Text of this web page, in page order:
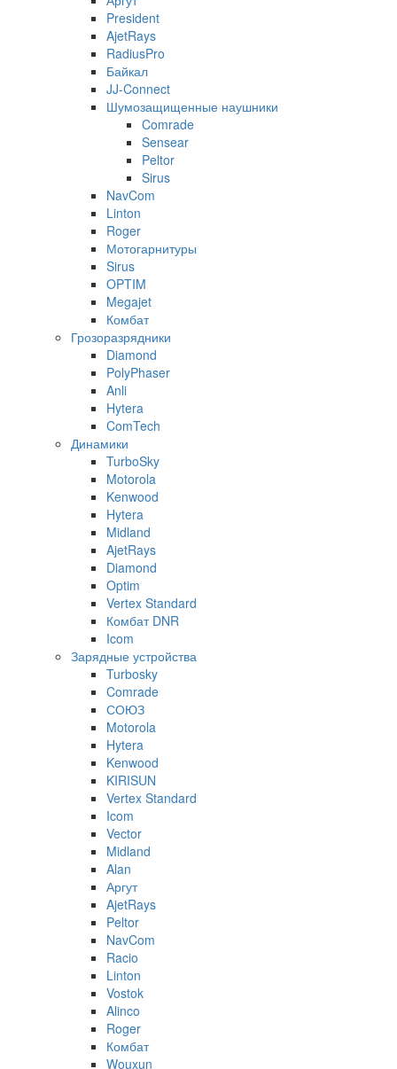
President
AjetRays
RadiusPro
Байкал
JJ-Connect
Шумозащищенные наушники
Comrade
Sensear
Peltor
Sirus
NavCom
Linton
Roger
Мотогарнитуры
Sirus
OPTIM
Megajet
Комбат
Грозоразрядники
Diamond
PolyPhaser
Anli
Hytera
ComTech
Динамики
TurboSky
Motorola
Kenwood
Hytera
Midland
AjetRays
Diamond
Optim
Vertex Standard
Комбат DNR
Icom
Зарядные устройства
Turbosky
Comrade
СОЮЗ
Motorola
Hytera
Kenwood
KIRISUN
Vertex Standard
Icom
Vector
Midland
Alan
Аргут
AjetRays
Peltor
NavCom
Racio
Linton
Vostok
Alinco
Roger
Комбат
Wouxun